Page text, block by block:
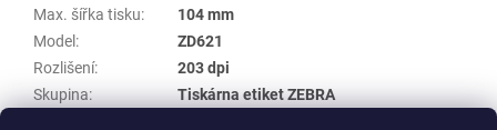
Max. šířka tisku:
104 mm
Model :
ZD621
Rozlišení:
203 dpi
Skupina:
Tiskárna etiket ZEBRA